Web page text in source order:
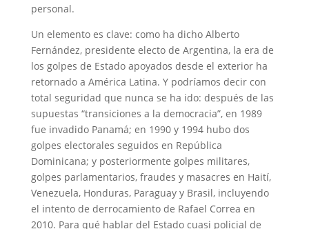
personal.
Un elemento es clave: como ha dicho Alberto
Fernández, presidente electo de Argentina, la era de
los golpes de Estado apoyados desde el exterior ha
retornado a América Latina. Y podríamos decir con
total seguridad que nunca se ha ido: después de las
supuestas “transiciones a la democracia”, en 1989
fue invadido Panamá; en 1990 y 1994 hubo dos
golpes electorales seguidos en República
Dominicana; y posteriormente golpes militares,
golpes parlamentarios, fraudes y masacres en Haití,
Venezuela, Honduras, Paraguay y Brasil, incluyendo
el intento de derrocamiento de Rafael Correa en
2010. Para qué hablar del Estado cuasi policial de